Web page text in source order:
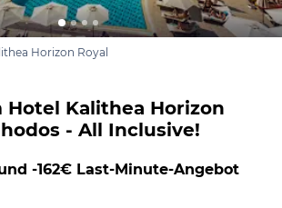
Horizon Royal
Hotel Kalithea Horizon
- All Inclusive!
-162€ Last-Minute-Angebot